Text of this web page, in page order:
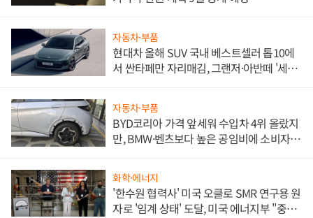
자동차·부품
현대차 올해 SUV 국내 베스트셀러 톱10에
서 싼타페만 자리매김, 그랜저·아반떼 '세단
자동차·부품
BYD코리아 가격 앞세워 수입차 4위 올랐지
만, BMW·벤츠보다 높은 공임비에 소비자
화학·에너지
'한수원 협력사' 미국 오클로 SMR 연구용 원
자로 '임계 상태' 도달, 미국 에너지부 "중요